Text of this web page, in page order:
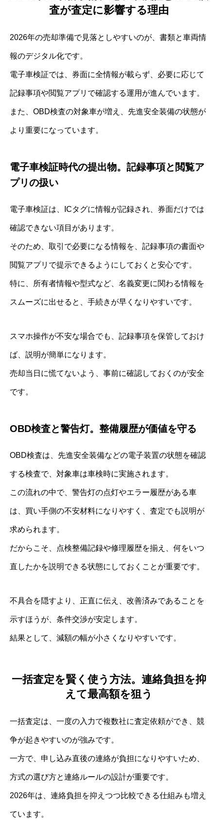
査が査定に影響する理由
2026年の売却準備で見落としやすいのが、書類と車両情
報のデジタル化です。
電子車検証では、券面に全情報が載らず、必要に応じて
記録事項や閲覧アプリで確認する運用が進んでいます。
また、OBD検査の対象車が増え、先進安全装備の状態が
より重要になっています。
電子車検証時代の提出物。記録事項と閲覧ア
プリの扱い
電子車検証は、ICタグに情報が記録され、券面だけでは
確認できない項目があります。
そのため、取引で必要になる情報を、記録事項の書面や
閲覧アプリで提示できるようにしておくと安心です。
特に、所有者情報や型式など、名義変更に関わる情報を
スムーズに出せると、手続きが早くなりやすいです。
スマホ操作が不安な場合でも、記録事項を保管しておけ
ば、説明が簡単になります。
売却当日に慌てないよう、事前に確認しておくのが安全
です。
OBD検査と警告灯。整備履歴が価値を守る
OBD検査は、先進安全装備などの電子装置の状態を確認
する検査で、対象車は車検時に実施されます。
この流れの中で、警告灯の点灯やエラー履歴がある車
は、買い手側の不安材料になりやすく、査定でも説明が
求められます。
だからこそ、点検整備記録や修理履歴を揃え、何をいつ
直したかを説明できる状態にしておくことが重要です。
不具合を隠すより、正直に伝え、改善済みであることを
示すほうが、条件交渉が安定します。
結果として、減額の幅が小さくなりやすいです。
一括査定を賢く使う方法。連絡負担を抑
えて最高額を狙う
一括査定は、一度の入力で複数社に査定依頼ができ、競
争が起きやすいのが強みです。
一方で、申し込み直後の連絡が負担になりやすいため、
方式の選び方と連絡ルールの設計が重要です。
2026年は、連絡負担を抑えつつ比較できる仕組みも増え
ています。